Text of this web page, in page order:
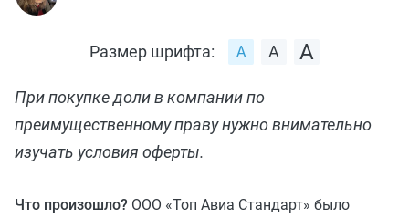
Размер шрифта:
При покупке доли в компании по
преимущественному праву нужно внимательно
изучать условия оферты.
Что произошло? ООО «Топ Авиа Стандарт» было